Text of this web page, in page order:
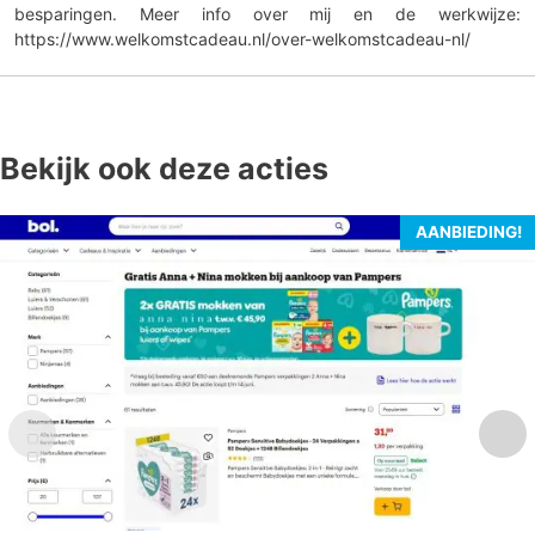
besparingen. Meer info over mij en de werkwijze:
https://www.welkomstcadeau.nl/over-welkomstcadeau-nl/
Bekijk ook deze acties
AANBIEDING!